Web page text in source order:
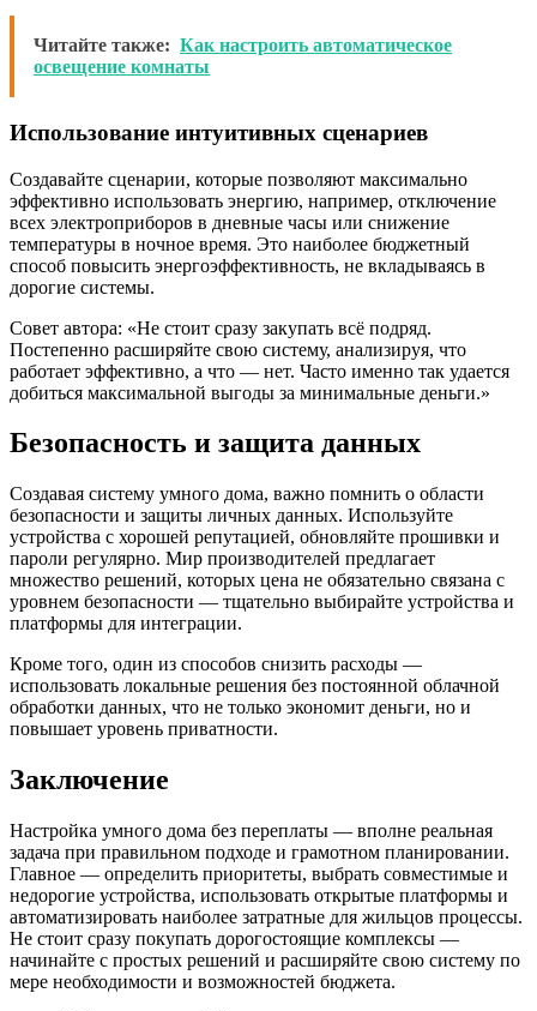
Читайте также: Как настроить автоматическое
освещение комнаты
Использование интуитивных сценариев
Создавайте сценарии, которые позволяют максимально
эффективно использовать энергию, например, отключение
всех электроприборов в дневные часы или снижение
температуры в ночное время. Это наиболее бюджетный
способ повысить энергоэффективность, не вкладываясь в
дорогие системы.
Совет автора: «Не стоит сразу закупать всё подряд.
Постепенно расширяйте свою систему, анализируя, что
работает эффективно, а что — нет. Часто именно так удается
добиться максимальной выгоды за минимальные деньги.»
Безопасность и защита данных
Создавая систему умного дома, важно помнить о области
безопасности и защиты личных данных. Используйте
устройства с хорошей репутацией, обновляйте прошивки и
пароли регулярно. Мир производителей предлагает
множество решений, которых цена не обязательно связана с
уровнем безопасности — тщательно выбирайте устройства и
платформы для интеграции.
Кроме того, один из способов снизить расходы —
использовать локальные решения без постоянной облачной
обработки данных, что не только экономит деньги, но и
повышает уровень приватности.
Заключение
Настройка умного дома без переплаты — вполне реальная
задача при правильном подходе и грамотном планировании.
Главное — определить приоритеты, выбрать совместимые и
недорогие устройства, использовать открытые платформы и
автоматизировать наиболее затратные для жильцов процессы.
Не стоит сразу покупать дорогостоящие комплексы —
начинайте с простых решений и расширяйте свою систему по
мере необходимости и возможностей бюджета.